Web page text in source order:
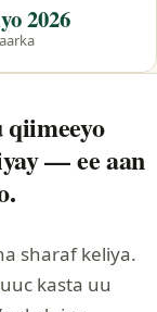
2026
— ee aan
sharaf keliya.
kasta uu